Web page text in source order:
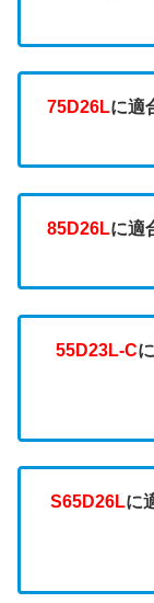
75D26Lに適
85D26Lに適
55D23L-C
S65D26Lに